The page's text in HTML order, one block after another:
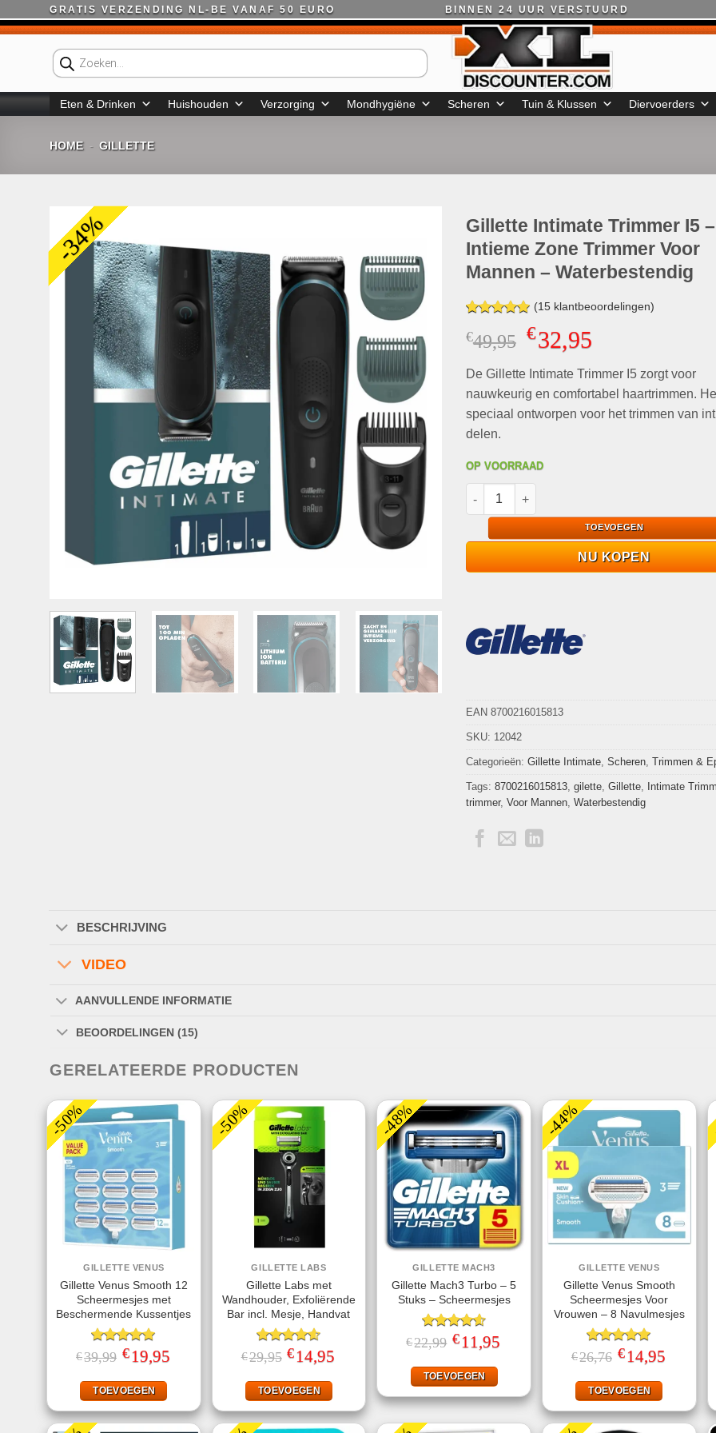
naar
GRATIS VERZENDING NL-BE VANAF 50 EURO BINNEN 24 UUR VERSTUURD
Producten
zoeken
Eten & Drinken Huishouden Verzorging Mondhygiëne Scheren Tuin & Klussen Diervoerders
HOME - GILLETTE
-34%
Gillette Intimate Trimmer I5 –
Intieme Zone Trimmer Voor
Mannen – Waterbestendig
Gewaardeerd
4.93op 5
gebaseerd
waarderingen
(15klantbeoordelingen)
€49,95 Oorspronkelijke
was:
€49,95.
€32,95Huidige
is:
€32,95.
De Gillette Intimate Trimmer I5 zorgt voor
nauwkeurig en comfortabel haartrimmen.
speciaal ontworpen voor het trimmen van
delen.
OP VOORRAAD
Gillette Intimate Trimmer I5 - Intieme Zone
TOEVOEGEN
NU KOPEN
EAN 8700216015813
SKU: 12042
Categorieën: Gillette Intimate, Scheren, Trimmen &
Tags: 8700216015813, gilette, Gillette, Intimate
trimmer, Voor Mannen, Waterbestendig
BESCHRIJVING
VIDEO
AANVULLENDE INFORMATIE
BEOORDELINGEN (15)
GERELATEERDE PRODUCTEN
-50%
GILLETTE VENUS
Gillette Venus Smooth 12
Scheermesjes met
Beschermende Kussentjes
Gewaardeerd
5.00uit 5
€39,99 Oorspronkelijke
prijs
€39,99.
€ 19,95prijs
TOEVOEGEN
-50%
GILLETTE LABS
Gillette Labs met
Wandhouder, Exfoliërende
Bar incl. Mesje, Handvat
Gewaardeerd
4.57uit 5
€29,95 Oorspronkelijke
prijs
€29,95.
€ 14,95
TOEVOEGEN
-48%
GILLETTE MACH3
Gillette Mach3 Turbo – 5
Stuks – Scheermesjes
Gewaardeerd
4.60uit 5
€22,99 Oorspronkelijke
prijs
€22,99.
€ 11,95prijs
TOEVOEGEN
-44%
GILLETTE VENUS
Gillette Venus Smooth
Scheermesjes Voor
Vrouwen – 8 Navulmesjes
Gewaardeerd
5.00uit 5
€26,76 Oorspronkelijke
prijs
€26,76.
€ 14,95prijs
TOEVOEGEN